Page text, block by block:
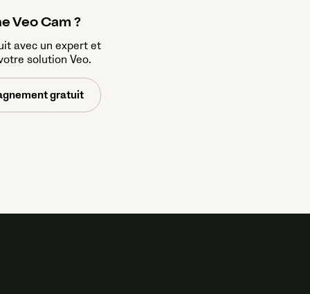
Veo Cam ?
avec un expert et
solution Veo.
gratuit